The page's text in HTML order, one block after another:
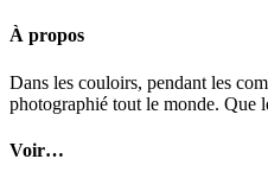
À propos
Dans les couloirs, pendant les
photographié tout le monde. Que
Voir…